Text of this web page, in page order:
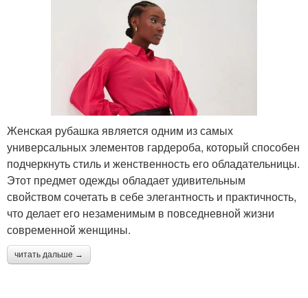
Женская рубашка является одним из самых
универсальных элементов гардероба, который способен
подчеркнуть стиль и женственность его обладательницы.
Этот предмет одежды обладает удивительным
свойством сочетать в себе элегантность и практичность,
что делает его незаменимым в повседневной жизни
современной женщины.
читать дальше →